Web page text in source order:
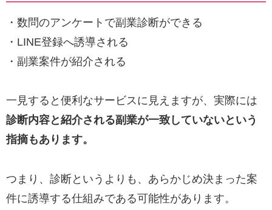
・数問のアンケートで副業診断ができる
・LINE登録へ誘導される
・副業案件が紹介される
一見すると便利なサービスに見えますが、実際には
診断内容と紹介される副業が一致していないという
指摘もあります。
つまり、診断というよりも、あらかじめ決まった案
件に誘導する仕組みである可能性があります。